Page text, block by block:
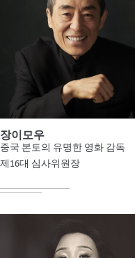
장이모우
중국 본토의 유명한 영화 감독
제16대 심사위원장